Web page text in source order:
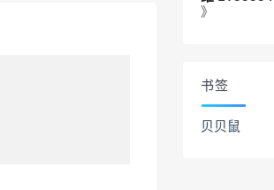
》
书签
贝贝鼠